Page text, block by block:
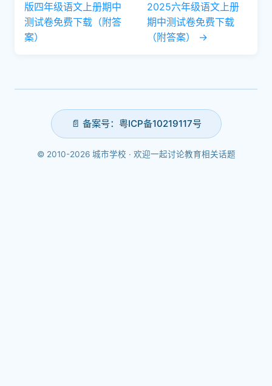
版四年级语文上册期中
测试卷免费下载（附答
案）
2025六年级语文上册
期中测试卷免费下载
（附答案） →
📄 备案号：粤ICP备10219117号
© 2010-2026 城市学校 · 欢迎一起讨论教育相关话题